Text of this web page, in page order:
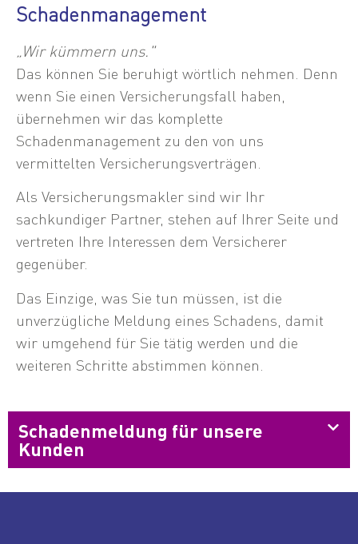
Schadenmanagement
„Wir kümmern uns."
Das können Sie beruhigt wörtlich nehmen. Denn
wenn Sie einen Versicherungsfall haben,
übernehmen wir das komplette
Schadenmanagement zu den von uns
vermittelten Versicherungsverträgen.
Als Versicherungsmakler sind wir Ihr
sachkundiger Partner, stehen auf Ihrer Seite und
vertreten Ihre Interessen dem Versicherer
gegenüber.
Das Einzige, was Sie tun müssen, ist die
unverzügliche Meldung eines Schadens, damit
wir umgehend für Sie tätig werden und die
weiteren Schritte abstimmen können.
Schadenmeldung für unsere
Kunden